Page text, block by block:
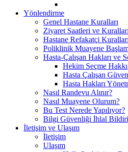
Yönlendirme
Genel Hastane Kuralları
Ziyaret Saatleri ve Kuralları
Hastane Refakatçi Kuralları
Poliklinik Muayene
Hasta-Çalışan Hakları ve
Hekim Seçme Hakkı
Hasta Çalışan
Hasta Hakları
Nasıl Randevu Alınır?
Nasıl Muayene Olurum?
Bu Test Nerede Yapılıyor?
Bilgi Güvenliği İhlal
İletişim ve Ulaşım
İletişim
Ulaşım